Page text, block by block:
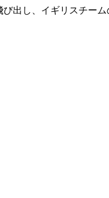
出し、イギリスチー